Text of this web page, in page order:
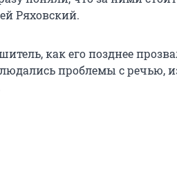
Ряховский.
как его позднее
проблемы с речью,